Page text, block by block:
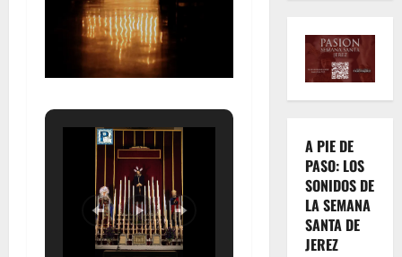
A PIE DE
PASO: LOS
SONIDOS DE
LA SEMANA
SANTA DE
JEREZ